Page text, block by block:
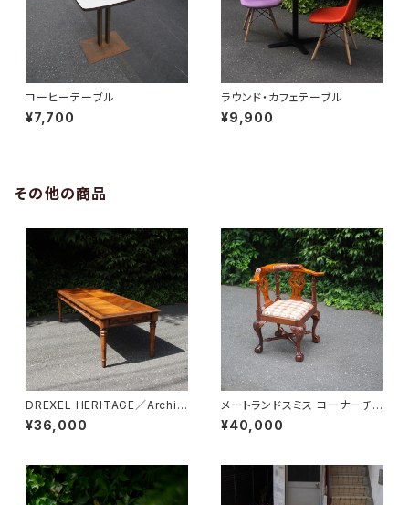
コーヒーテーブル
¥7,700
ラウンド・カフェテーブル
¥9,900
その他の商品
DREXEL HERITAGE／Archit
ectual Low Table
¥36,000
メートランドスミス コーナーチェ
ア
¥40,000